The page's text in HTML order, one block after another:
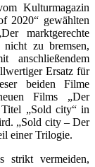
Kulturmagazin
2020“ gewählten
marktgerechte
zu bremsen,
anschließendem
Ersatz für
beiden Filme
Films „Der
Titel „Sold city“ in
„Sold city – Der
einer Trilogie.
strikt vermeiden,